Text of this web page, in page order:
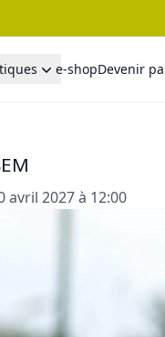
e-shopDevenir
avril 2027 à 12:00